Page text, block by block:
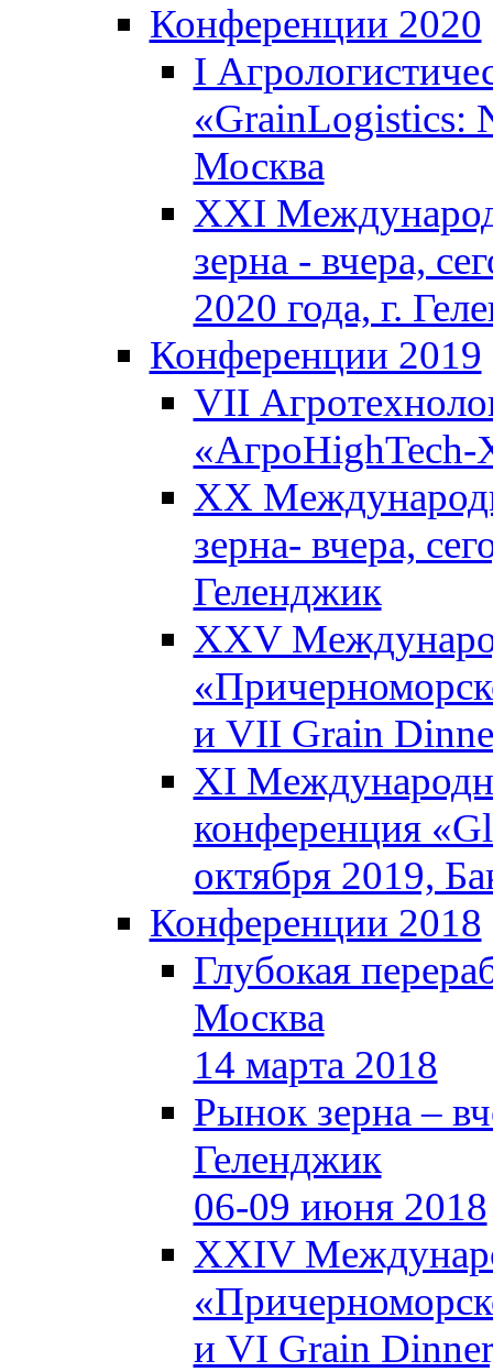
Конференции 2020
I
«GrainLogistics:
Москва
XXI
зерна - вчера,
2020 года, г.
Конференции 2019
VII
«АгроHighTech-
XX
зерна- вчера,
Геленджик
XXV
и VII Grain
XI
конференция
октября 2019,
Конференции 2018
Глубокая
Москва
14 марта 2018
Рынок зерна –
Геленджик
06-09 июня 2018
XXIV
и VI Grain